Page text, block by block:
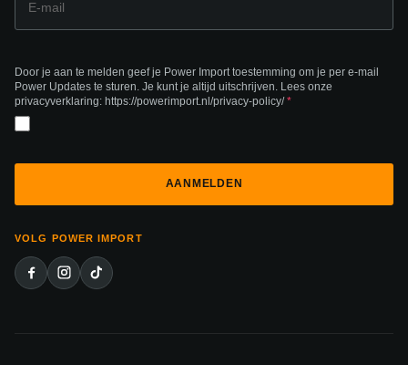
Door je aan te melden geef je Power Import toestemming om je per e-mail
Power Updates te sturen. Je kunt je altijd uitschrijven. Lees onze
privacyverklaring: https://powerimport.nl/privacy-policy/*
VOLG POWER IMPORT